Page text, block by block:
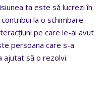
ta este să lucrezi în
la o schimbare.
pe care le-ai avut
persoana care s-a
să o rezolvi.